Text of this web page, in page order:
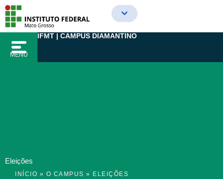
para
conteúdo
MENU
IFMT | CAMPUS DIAMANTINO
Eleições
INÍCIO » O CAMPUS » ELEIÇÕES